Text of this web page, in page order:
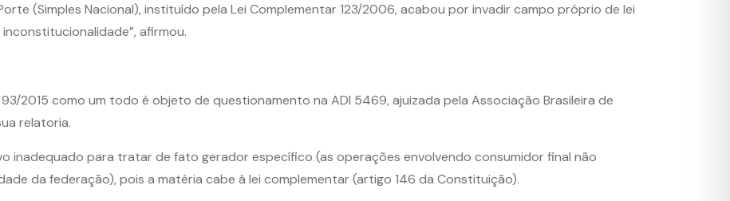
(Simples Nacional), instituído pela Lei Complementar 123/2006, acabou por invadir campo próprio de lei
afirmou.
2015 como um todo é objeto de questionamento na ADI 5469, ajuizada pela Associação Brasileira de
relatoria.
inadequado para tratar de fato gerador específico (as operações envolvendo consumidor final não
da federação), pois a matéria cabe à lei complementar (artigo 146 da Constituição).